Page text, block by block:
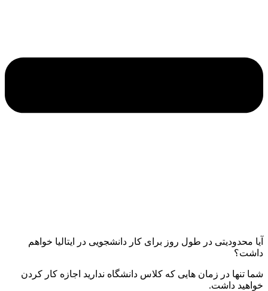
آیا محدودیتی در طول روز برای کار دانشجویی در ایتالیا خواهم
داشت؟
شما تنها در زمان هایی که کلاس دانشگاه ندارید اجازه کار کردن
خواهید داشت.